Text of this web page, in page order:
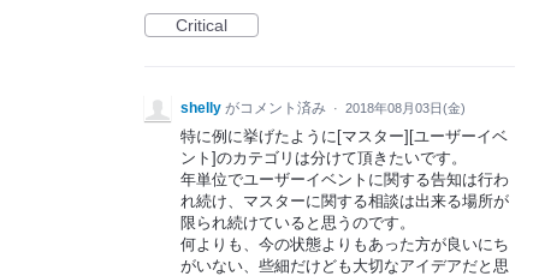
Critical
shelly がコメント済み · 2018年08月03日(金)
特に例に挙げたように[マスター][ユーザーイベ
ント]のカテゴリは分けて頂きたいです。
年単位でユーザーイベントに関する告知は行わ
れ続け、マスターに関する相談は出来る場所が
限られ続けていると思うのです。
何よりも、今の状態よりもあった方が良いにち
がいない、些細だけども大切なアイデアだと思